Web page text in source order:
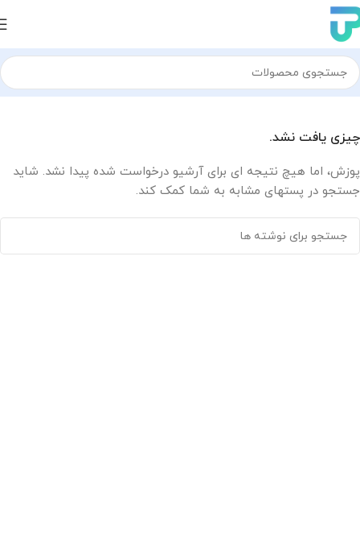
چیزی یافت نشد.
پوزش، اما هیچ نتیجه ای برای آرشیو درخواست شده پیدا نشد. شاید
جستجو در پستهای مشابه به شما کمک کند.